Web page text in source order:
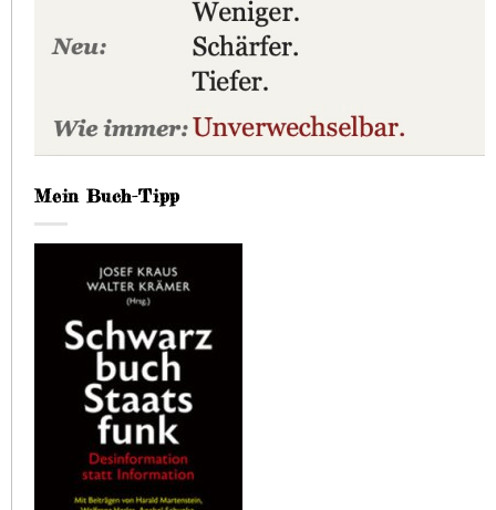
Mein Buch-Tipp